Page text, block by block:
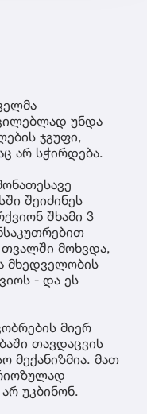
უნდა
ჯგუფი,
არ სჭირდება.
შეიძინეს
შხამი 3
თვალში მოხვდა,
მხედველობის
- და ეს
მიერ
თავდაცვის
მექანიზმია. მათ
უკბინონ.